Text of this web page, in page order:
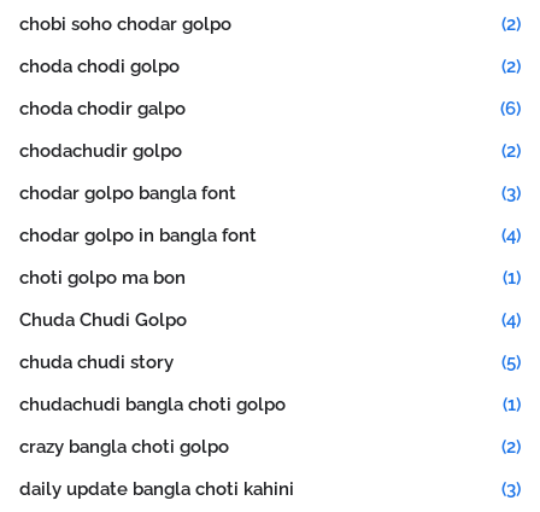
chobi soho chodar golpo
(2)
choda chodi golpo
(2)
choda chodir galpo
(6)
chodachudir golpo
(2)
chodar golpo bangla font
(3)
chodar golpo in bangla font
(4)
choti golpo ma bon
(1)
Chuda Chudi Golpo
(4)
chuda chudi story
(5)
chudachudi bangla choti golpo
(1)
crazy bangla choti golpo
(2)
daily update bangla choti kahini
(3)